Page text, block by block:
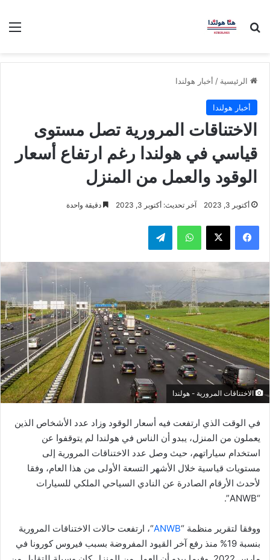
بحث عن
الرئيسية / أخبار هولندا
أخبار هولندا
الاختناقات المرورية تصل مستوى
قياسي في هولندا رغم ارتفاع أسعار
الوقود والعمل من المنزل
أكتوبر 3, 2023 آخر تحديث: أكتوبر 3, 2023 دقيقة واحدة
فيسبوك ‫X واتساب تيلقرام
الاختناقات المرورية - هولندا
في الوقت الذي ارتفعت فيه أسعار الوقود وزاد عدد الأشخاص الذين
يعملون من المنزل، يبدو أن الناس في هولندا لم يتوقفوا عن
استخدام سياراتهم، حيث وصل عدد الاختناقات المرورية إلى
مستويات قياسية خلال الأشهر التسعة الأولى من هذا العام، وفقا
لأحدث الأرقام الصادرة عن النادي السياحي الملكي للسيارات
“ANWB”.
ووفقا لتقرير منظمة “ANWB“، ارتفعت حالات الاختناقات المرورية
بنسبة 19% منذ رفع آخر القيود المفروضة بسبب فيروس كورونا في